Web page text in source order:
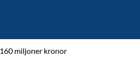
miljoner kronor